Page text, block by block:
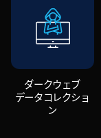
ダークウェブ
データコレクショ
ン